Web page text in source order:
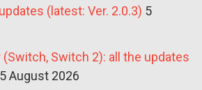
(latest: Ver. 2.0.3) 5
Switch 2): all the updates
5 August 2026